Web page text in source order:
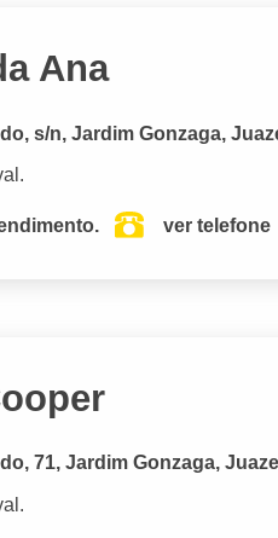
Ana
s/n, Jardim Gonzaga,
ver telefone
71, Jardim Gonzaga,